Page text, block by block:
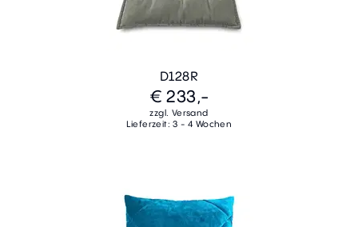
D128R
€ 233,-
zzgl. Versand
Lieferzeit: 3 - 4 Wochen